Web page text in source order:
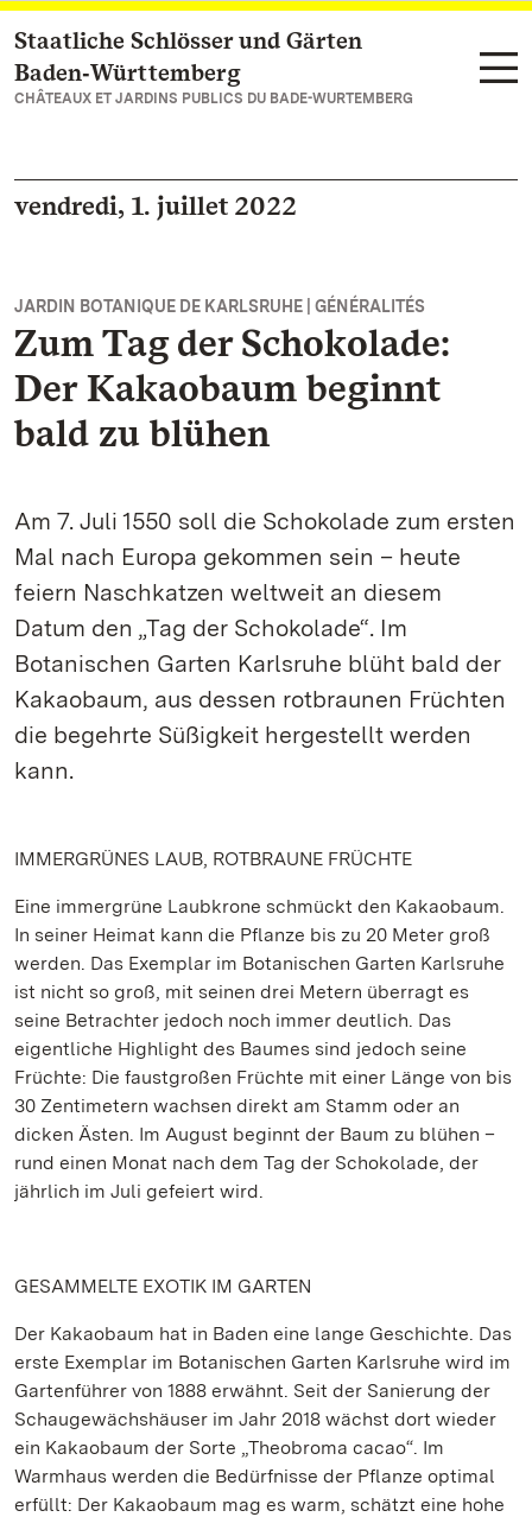
Vers la page d’accueil
Staatliche Schlösser und Gärten
Baden‑Württemberg
CHÂTEAUX ET JARDINS PUBLICS DU BADE-WURTEMBERG
vendredi, 1. juillet 2022
JARDIN BOTANIQUE DE KARLSRUHE | GÉNÉRALITÉS
Zum Tag der Schokolade:
Der Kakaobaum beginnt
bald zu blühen
Am 7. Juli 1550 soll die Schokolade zum ersten
Mal nach Europa gekommen sein – heute
feiern Naschkatzen weltweit an diesem
Datum den „Tag der Schokolade“. Im
Botanischen Garten Karlsruhe blüht bald der
Kakaobaum, aus dessen rotbraunen Früchten
die begehrte Süßigkeit hergestellt werden
kann.
IMMERGRÜNES LAUB, ROTBRAUNE FRÜCHTE
Eine immergrüne Laubkrone schmückt den Kakaobaum.
In seiner Heimat kann die Pflanze bis zu 20 Meter groß
werden. Das Exemplar im Botanischen Garten Karlsruhe
ist nicht so groß, mit seinen drei Metern überragt es
seine Betrachter jedoch noch immer deutlich. Das
eigentliche Highlight des Baumes sind jedoch seine
Früchte: Die faustgroßen Früchte mit einer Länge von bis
30 Zentimetern wachsen direkt am Stamm oder an
dicken Ästen. Im August beginnt der Baum zu blühen –
rund einen Monat nach dem Tag der Schokolade, der
jährlich im Juli gefeiert wird.
GESAMMELTE EXOTIK IM GARTEN
Der Kakaobaum hat in Baden eine lange Geschichte. Das
erste Exemplar im Botanischen Garten Karlsruhe wird im
Gartenführer von 1888 erwähnt. Seit der Sanierung der
Schaugewächshäuser im Jahr 2018 wächst dort wieder
ein Kakaobaum der Sorte „Theobroma cacao“. Im
Warmhaus werden die Bedürfnisse der Pflanze optimal
erfüllt: Der Kakaobaum mag es warm, schätzt eine hohe